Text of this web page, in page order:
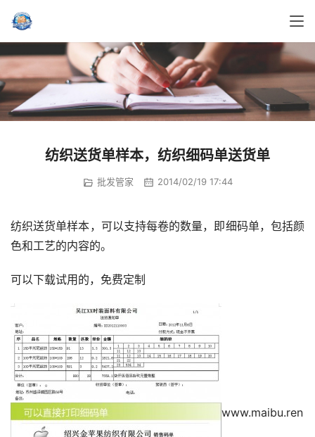
纺织送货单样本，纺织细码单送货单
批发管家 2014/02/19 17:44
纺织送货单样本，可以支持每卷的数量，即细码单，包括颜
色和工艺的内容的。
可以下载试用的，免费定制
www.maibu.ren